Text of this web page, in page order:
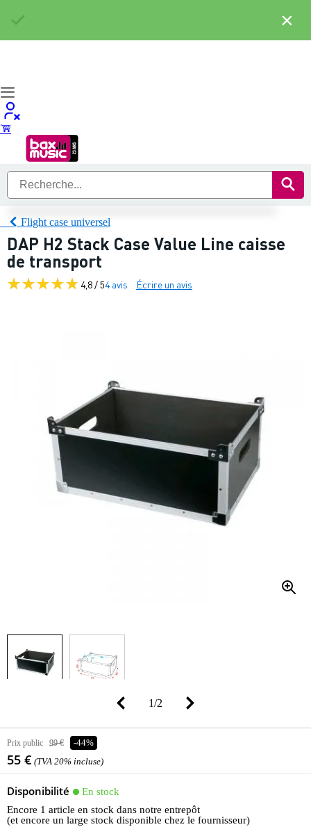
Flight case universel
DAP H2 Stack Case Value Line caisse
de transport
4,8 / 54 avis Écrire un avis
1/2
Prix public 99 € -44%
55 € (TVA 20% incluse)
Disponibilité
En stock
Encore 1 article en stock dans notre entrepôt
(et encore un large stock disponible chez le fournisseur)
×